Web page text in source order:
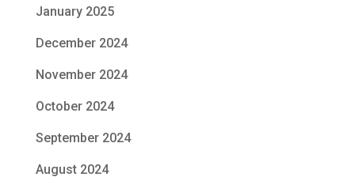
January 2025
December 2024
November 2024
October 2024
September 2024
August 2024